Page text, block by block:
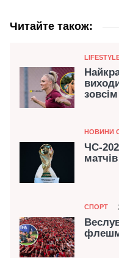
Читайте також:
Категорія
Категорія
НОВИНИ
ЧС-
Категорія
СПОРТ